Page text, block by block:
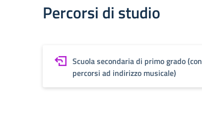
Percorsi di studio
Scuola secondaria di primo grado (con
percorsi ad indirizzo musicale)